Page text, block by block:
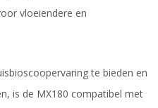
vloeiendere en
te bieden en
is de MX180 compatibel met